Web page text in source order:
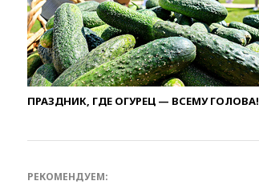
ПРАЗДНИК, ГДЕ ОГУРЕЦ — ВСЕМУ ГОЛОВА!
РЕКОМЕНДУЕМ: